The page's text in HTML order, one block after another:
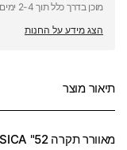
מוכן בדרך כלל תוך 2-4 ימים
הצג מידע על החנות
תיאור מוצר
מאוורר תקרה 52" JESSICA עם תאורת